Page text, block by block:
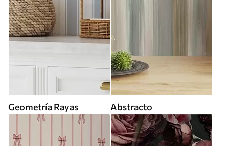
Geometría Rayas Abstracto